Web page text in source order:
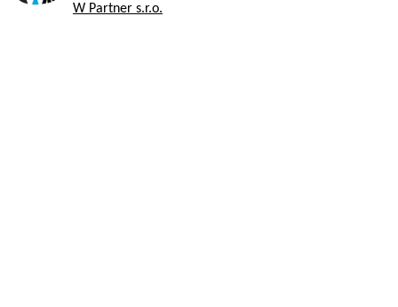
W Partner s.r.o.